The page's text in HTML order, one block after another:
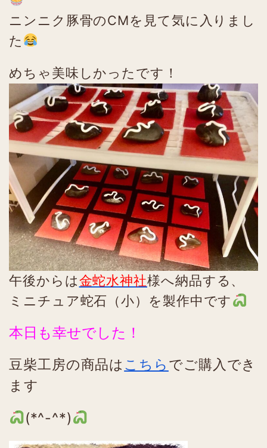
ニンニク豚骨のCMを見て気に入りまし
た
めちゃ美味しかったです！
午後からは金蛇水神社様へ納品する、
ミニチュア蛇石（小）を製作中です
本日も幸せでした！
豆柴工房の商品は こちら でご購入でき
ます
(*^-^*)